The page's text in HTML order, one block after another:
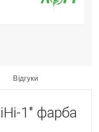
Відгуки
1" фарба